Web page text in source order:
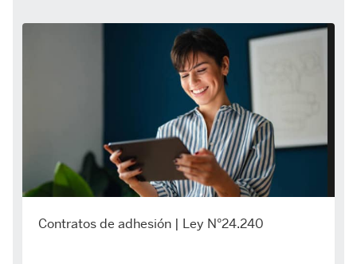
Contratos de adhesión | Ley N°24.240